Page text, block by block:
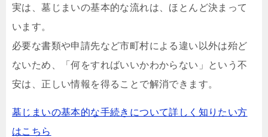
実は、墓じまいの基本的な流れは、ほとんど決まって
います。
必要な書類や申請先など市町村による違い以外は殆ど
ないため、「何をすればいいかわからない」という不
安は、正しい情報を得ることで解消できます。
墓じまいの基本的な手続きについて詳しく知りたい方
はこちら